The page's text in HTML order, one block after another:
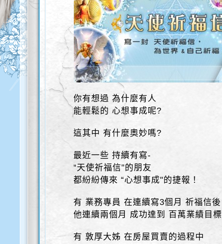
你有想過 為什麼有人
能輕鬆的 心想事成呢?
這其中 有什麼奧妙嗎?
最近一些 持續有寫-
“天使祈福信"的朋友
都紛紛傳來 “心想事成"的捷報！
有 業務專員 在連續寫3個月 祈福信後
他連續兩個月 成功達到 百萬業績目標
有 敦厚大姊 在房屋買賣的過程中